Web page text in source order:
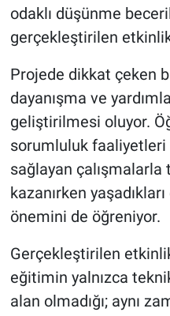
odaklı düşünme
gerçekleştirilen
Projede dikkat çeken
dayanışma ve
geliştirilmesi oluyor.
sorumluluk faaliyetleri
sağlayan çalışmalarla
kazanırken
önemini de öğreniyor.
Gerçekleştirilen
eğitimin yalnızca
alan olmadığı; aynı